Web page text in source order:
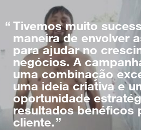
Tivemos muito
maneira de envolver
para ajudar no
negócios. A
uma combinação
uma ideia criativa e
oportunidade
resultados benéficos
cliente.